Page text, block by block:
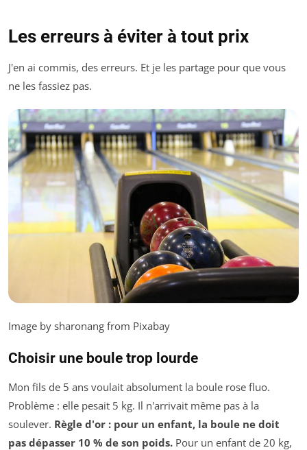
Les erreurs à éviter à tout prix
J'en ai commis, des erreurs. Et je les partage pour que vous
ne les fassiez pas.
Image by sharonang from Pixabay
Choisir une boule trop lourde
Mon fils de 5 ans voulait absolument la boule rose fluo.
Problème : elle pesait 5 kg. Il n'arrivait même pas à la
soulever. Règle d'or : pour un enfant, la boule ne doit
pas dépasser 10 % de son poids. Pour un enfant de 20 kg,